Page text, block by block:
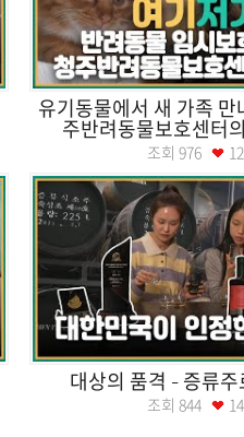
유기동물에서 새 가족
주반려동물보호센터
조회 976
대상의 품격 – 증류
조회 844